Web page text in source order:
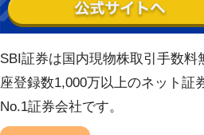
SBI証券は国内現物株取引手数料
座登録数1,000万以上のネット証
No.1証券会社です。